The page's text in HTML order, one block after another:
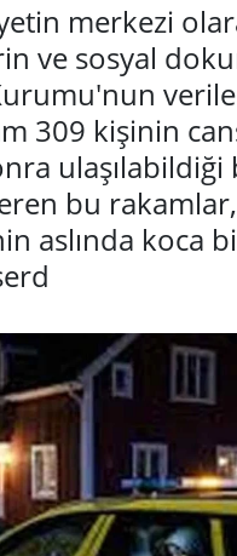
merkezi
ve sosyal
309 kişinin
bu
aslında koca